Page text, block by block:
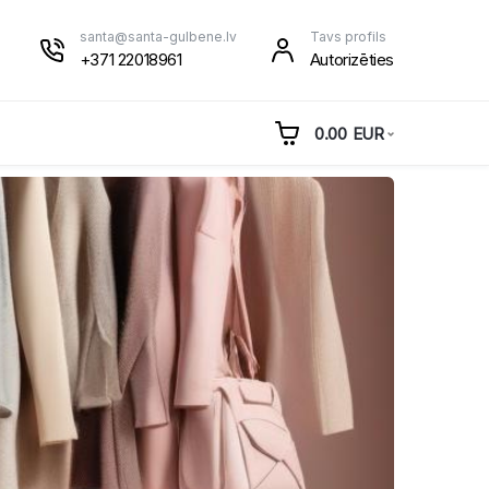
santa@santa-gulbene.lv
+371 22018961
Tavs profils
Autorizēties
0.00 EUR